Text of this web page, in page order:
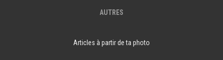
AUTRES
Articles à partir de ta photo